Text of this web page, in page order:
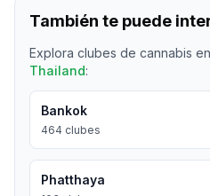
También te puede
Explora clubes de cannabis
Thailand:
Bankok
464 clubes
Phatthaya